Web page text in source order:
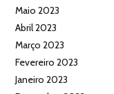
Maio 2023
Abril 2023
Março 2023
Fevereiro 2023
Janeiro 2023